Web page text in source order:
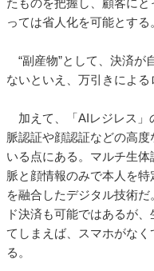
たものを把握し、顧客に
っては省人化を可能とする
“副産物”として、決済が
ないといえ、万引きによる
加えて、「AIレジレス」
脈認証や顔認証などの高
いる点にある。マルチ生
脈と顔情報のみで本人を
を融合したデジタル技術
ド決済も可能ではあるが
てしまえば、スマホがな
る。